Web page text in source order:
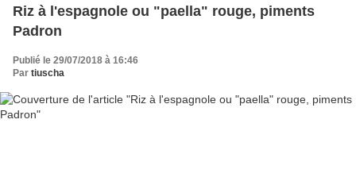
Riz à l'espagnole ou "paella" rouge, piments
Padron
Publié le 29/07/2018 à 16:46
Par tiuscha